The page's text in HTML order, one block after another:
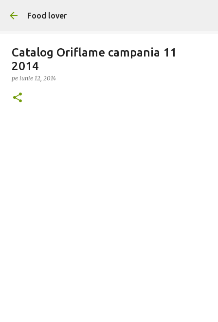
Food lover
Catalog Oriflame campania 11
2014
pe iunie 12, 2014